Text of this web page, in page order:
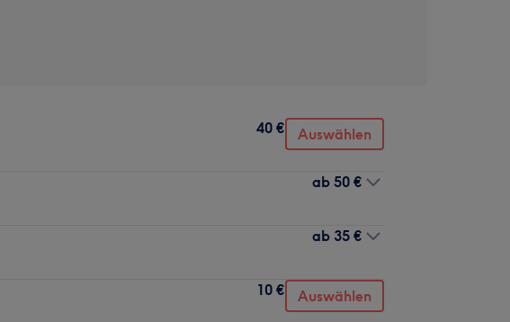
40 € Auswählen
ab 50 €
ab 35 €
10 € Auswählen